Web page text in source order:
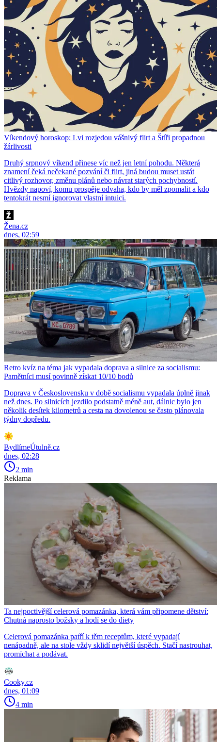
Víkendový horoskop: Lvi rozjedou vášnivý flirt a Štíři propadnou
žárlivosti
Druhý srpnový víkend přinese víc než jen letní pohodu. Některá
znamení čeká nečekané pozvání či flirt, jiná budou muset ustát
citlivý rozhovor, změnu plánů nebo návrat starých pochybností.
Hvězdy napoví, komu prospěje odvaha, kdo by měl zpomalit a kdo
tentokrát nesmí ignorovat vlastní intuici.
Žena.cz
dnes, 02:59
Retro kvíz na téma jak vypadala doprava a silnice za socialismu:
Pamětníci musí povinně získat 10/10 bodů
Doprava v Československu v době socialismu vypadala úplně jinak
než dnes. Po silnicích jezdilo podstatně méně aut, dálnic bylo jen
několik desítek kilometrů a cesta na dovolenou se často plánovala
týdny dopředu.
BydlímeÚtulně.cz
dnes, 02:28
2 min
Reklama
Ta nejpoctivější celerová pomazánka, která vám připomene dětství:
Chutná naprosto božsky a hodí se do diety
Celerová pomazánka patří k těm receptům, které vypadají
nenápadně, ale na stole vždy sklidí největší úspěch. Stačí nastrouhat,
promíchat a podávat.
Cooky.cz
dnes, 01:09
4 min